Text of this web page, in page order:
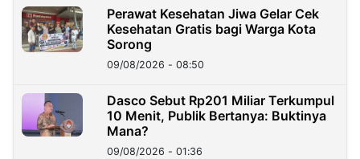
Perawat Kesehatan Jiwa Gelar Cek
Kesehatan Gratis bagi Warga Kota
Sorong
09/08/2026 - 08:50
Dasco Sebut Rp201 Miliar Terkumpul
10 Menit, Publik Bertanya: Buktinya
Mana?
09/08/2026 - 01:36